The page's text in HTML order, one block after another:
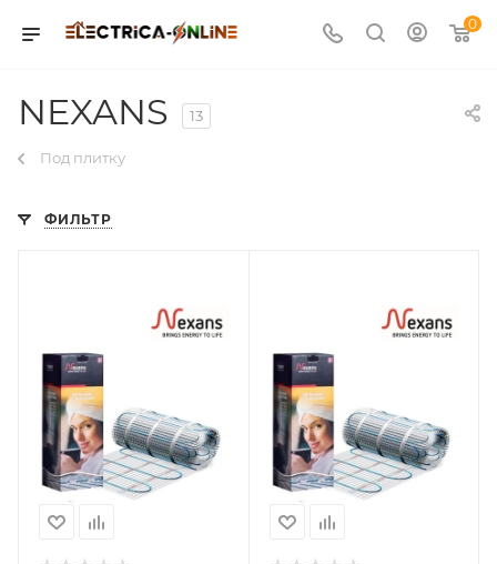
0
NEXANS 13
Под плитку
ФИЛЬТР